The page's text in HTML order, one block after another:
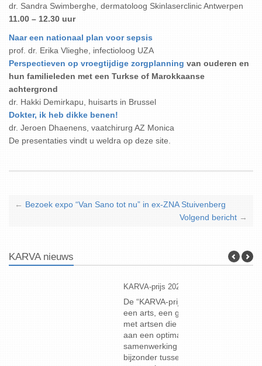
dr. Sandra Swimberghe, dermatoloog Skinlaserclinic Antwerpen
11.00 – 12.30 uur
Naar een nationaal plan voor sepsis
prof. dr. Erika Vlieghe, infectioloog UZA
Perspectieven op vroegtijdige zorgplanning van ouderen en
hun familieleden met een Turkse of Marokkaanse
achtergrond
dr. Hakki Demirkapu, huisarts in Brussel
Dokter, ik heb dikke benen!
dr. Jeroen Dhaenens, vaatchirurg AZ Monica
De presentaties vindt u weldra op deze site.
← Bezoek expo “Van Sano tot nu” in ex-ZNA Stuivenberg
Volgend bericht →
KARVA nieuws
De “KARVA-prijs” wordt jaarlijks uitgereikt aan
een arts, een groep artsen of een organisatie
met artsen die door hun initiatief bijdragen
aan een optimale relatie en actieve
samenwerking tussen artsen onderling, in het
bijzonder tussen huisartsen en specialisten,